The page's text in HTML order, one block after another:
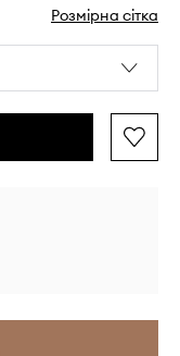
Розмірна сітка